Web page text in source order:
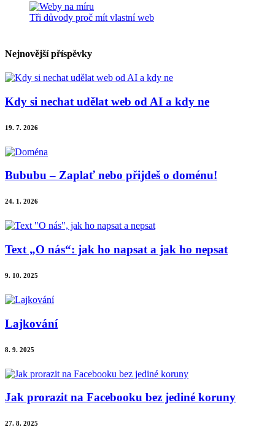
Tři důvody proč mít vlastní web
Nejnovější příspěvky
Kdy si nechat udělat web od AI a kdy ne
19. 7. 2026
Bububu – Zaplať nebo přijdeš o doménu!
24. 1. 2026
Text „O nás“: jak ho napsat a jak ho nepsat
9. 10. 2025
Lajkování
8. 9. 2025
Jak prorazit na Facebooku bez jediné koruny
27. 8. 2025